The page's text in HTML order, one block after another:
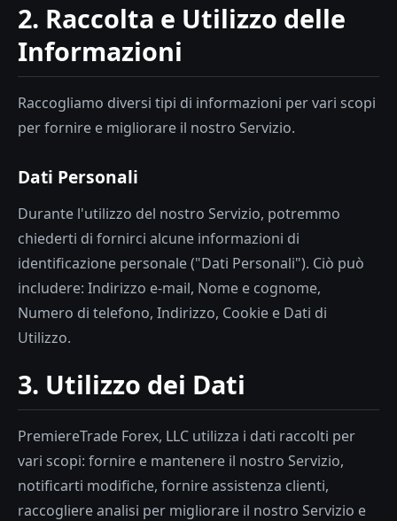
2. Raccolta e Utilizzo delle
Informazioni
Raccogliamo diversi tipi di informazioni per vari scopi
per fornire e migliorare il nostro Servizio.
Dati Personali
Durante l'utilizzo del nostro Servizio, potremmo
chiederti di fornirci alcune informazioni di
identificazione personale ("Dati Personali"). Ciò può
includere: Indirizzo e-mail, Nome e cognome,
Numero di telefono, Indirizzo, Cookie e Dati di
Utilizzo.
3. Utilizzo dei Dati
PremiereTrade Forex, LLC utilizza i dati raccolti per
vari scopi: fornire e mantenere il nostro Servizio,
notificarti modifiche, fornire assistenza clienti,
raccogliere analisi per migliorare il nostro Servizio e